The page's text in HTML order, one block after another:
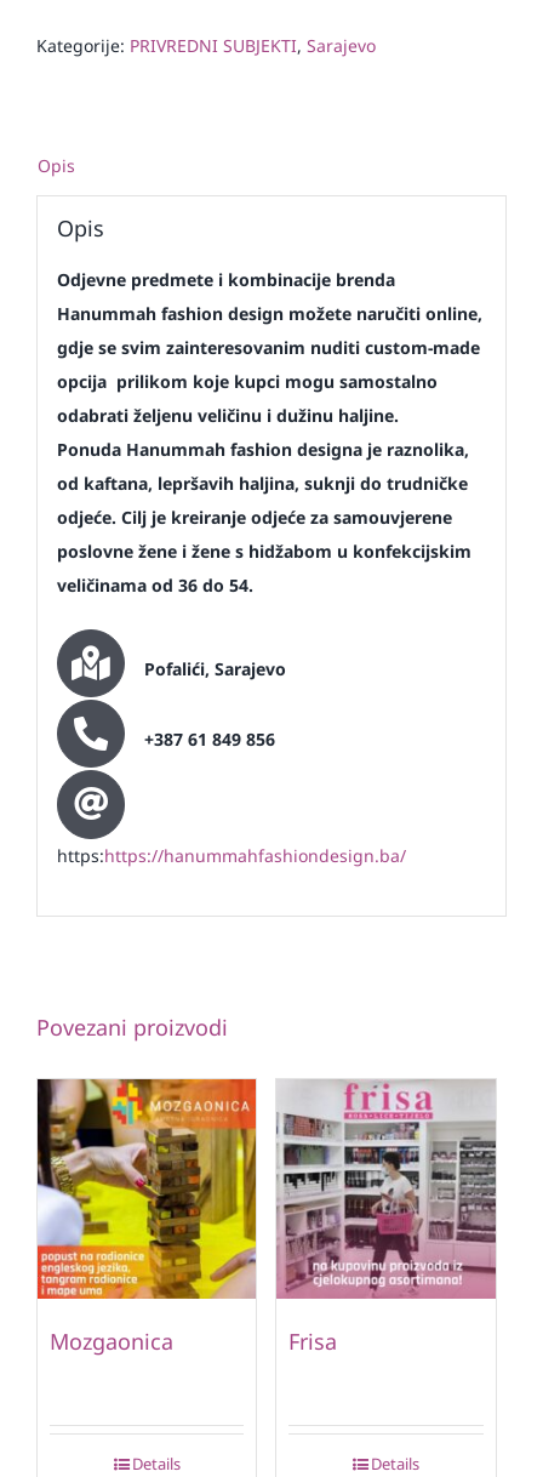
Kategorije: PRIVREDNI SUBJEKTI, Sarajevo
Opis
Opis
Odjevne predmete i kombinacije brenda
Hanummah fashion design možete naručiti online,
gdje se svim zainteresovanim nuditi custom-made
opcija prilikom koje kupci mogu samostalno
odabrati željenu veličinu i dužinu haljine.
Ponuda Hanummah fashion designa je raznolika,
od kaftana, lepršavih haljina, suknji do trudničke
odjeće. Cilj je kreiranje odjeće za samouvjerene
poslovne žene i žene s hidžabom u konfekcijskim
veličinama od 36 do 54.
Pofalići, Sarajevo
+387 61 849 856
https:https://hanummahfashiondesign.ba/
Povezani proizvodi
Mozgaonica
Details
Frisa
Details